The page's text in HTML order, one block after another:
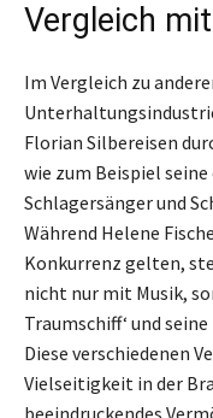
Vergleich
Im Vergleich zu
Florian Silbereisen
wie zum Beispiel
Schlagersänger und
Während Helene
Konkurrenz gelten,
nicht nur mit Musik,
Traumschiff‘ und seine
Diese verschiedenen
Vielseitigkeit in der